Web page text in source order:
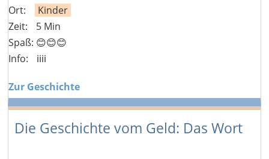
Ort:
Kinder
Zeit:
5 Min
Spaß: 😊😊😊
Info:
ℹ️ℹ️ℹ️ℹ️
Zur Geschichte
Die Geschichte vom Geld: Das Wort